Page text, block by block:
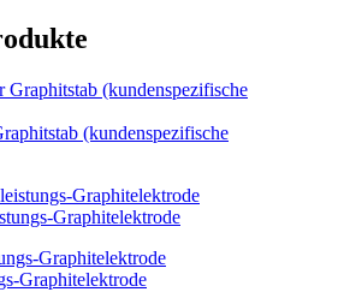
(kundenspezifische
Graphitelektrode
Graphitelektrode